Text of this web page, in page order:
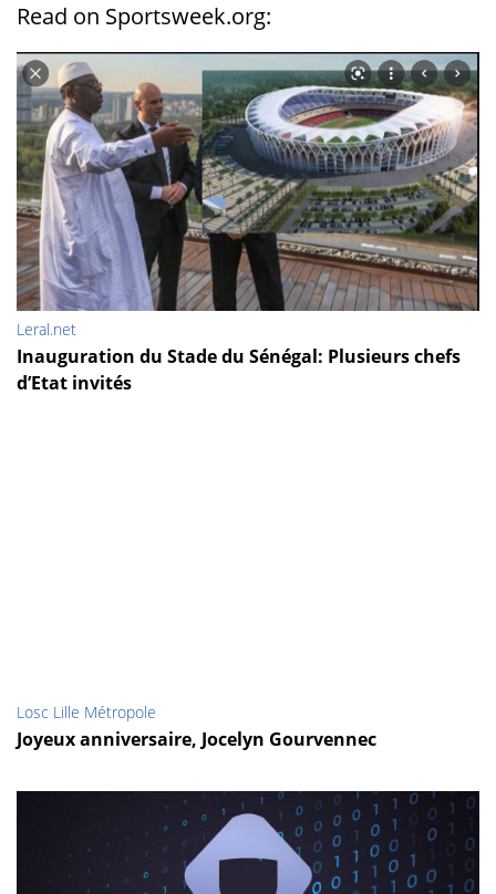
Read on Sportsweek.org:
Leral.net
Inauguration du Stade du Sénégal: Plusieurs chefs
d’Etat invités
Losc Lille Métropole
Joyeux anniversaire, Jocelyn Gourvennec